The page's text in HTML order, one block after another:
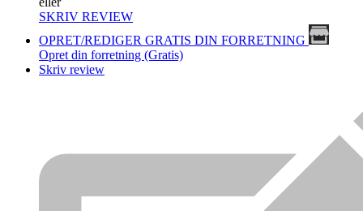
SKRIV REVIEW
OPRET/REDIGER GRATIS DIN FORRETNING
Opret din forretning (Gratis)
Skriv review